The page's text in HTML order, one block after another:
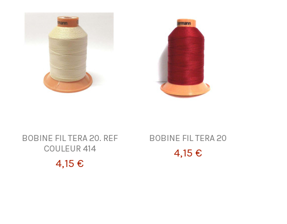
BOBINE FIL TERA 20. REF
COULEUR 414
4,15 €
BOBINE FIL TERA 20
4,15 €